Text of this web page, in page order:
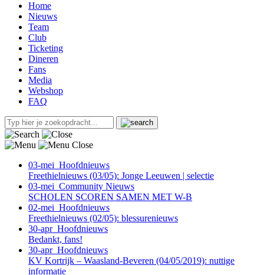
Home
Nieuws
Team
Club
Ticketing
Dineren
Fans
Media
Webshop
FAQ
03-mei Hoofdnieuws
Freethielnieuws (03/05): Jonge Leeuwen | selectie
03-mei Community Nieuws
SCHOLEN SCOREN SAMEN MET W-B
02-mei Hoofdnieuws
Freethielnieuws (02/05): blessurenieuws
30-aprHoofdnieuws
Bedankt, fans!
30-aprHoofdnieuws
KV Kortrijk – Waasland-Beveren (04/05/2019): nuttige
informatie